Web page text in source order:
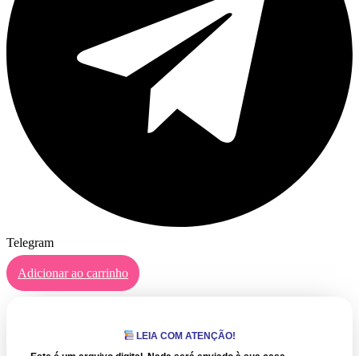
Telegram
Adicionar ao carrinho
LEIA COM ATENÇÃO!